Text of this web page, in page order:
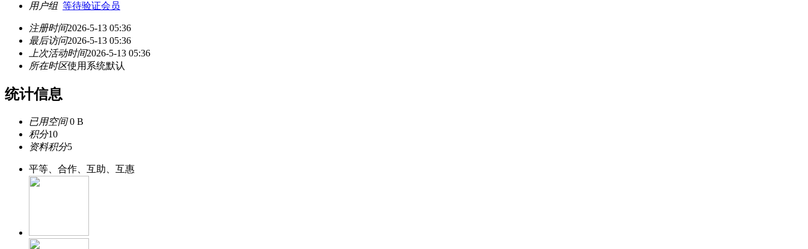
用户组 等待验证会员
注册时间2026-5-13 05:36
最后访问2026-5-13 05:36
上次活动时间2026-5-13 05:36
所在时区使用系统默认
统计信息
已用空间0 B
积分10
资料积分5
平等、合作、互助、互惠